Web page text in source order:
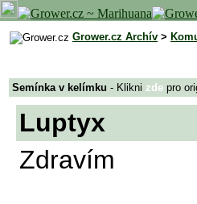
Grower.cz Archív >
Semínka v kelímku - Klikni zde pro
Luptyx
Zdravím